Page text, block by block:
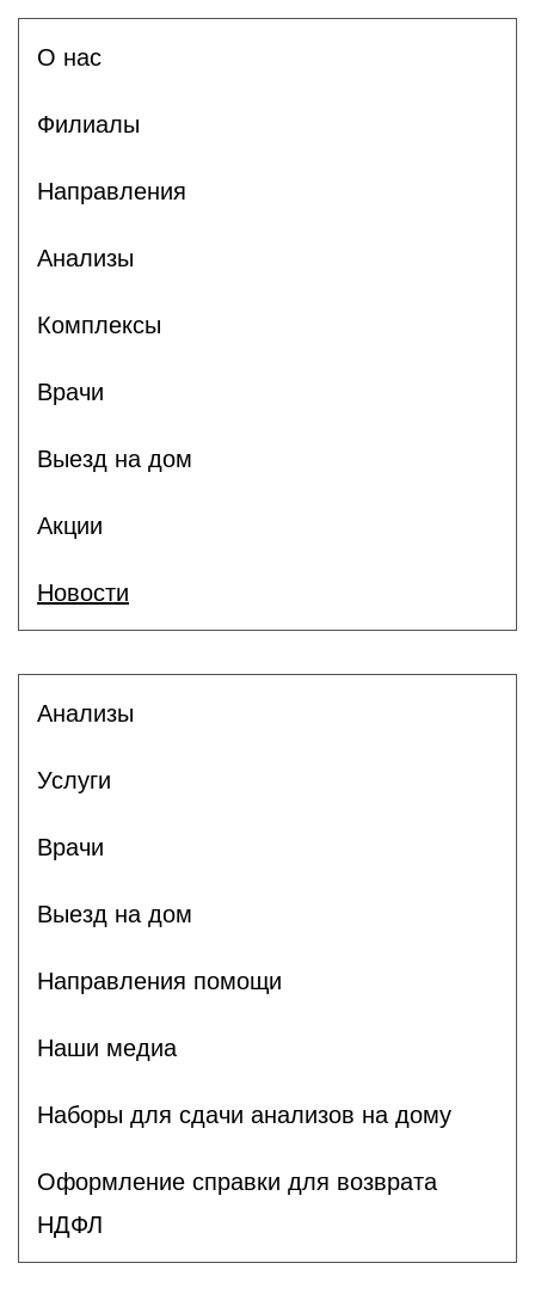
О нас
Филиалы
Направления
Анализы
Комплексы
Врачи
Выезд на дом
Акции
Новости
Анализы
Услуги
Врачи
Выезд на дом
Направления помощи
Наши медиа
Наборы для сдачи анализов на дому
Оформление справки для возврата
НДФЛ